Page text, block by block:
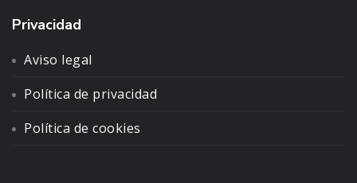
Privacidad
Aviso legal
Política de privacidad
Política de cookies